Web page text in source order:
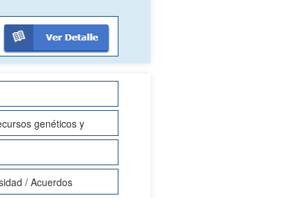
genéticos y
/ Acuerdos